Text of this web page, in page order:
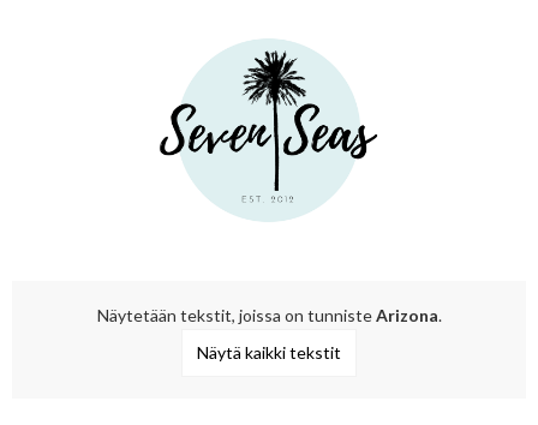
Näytetään tekstit, joissa on tunnisteArizona.
Näytä kaikki tekstit